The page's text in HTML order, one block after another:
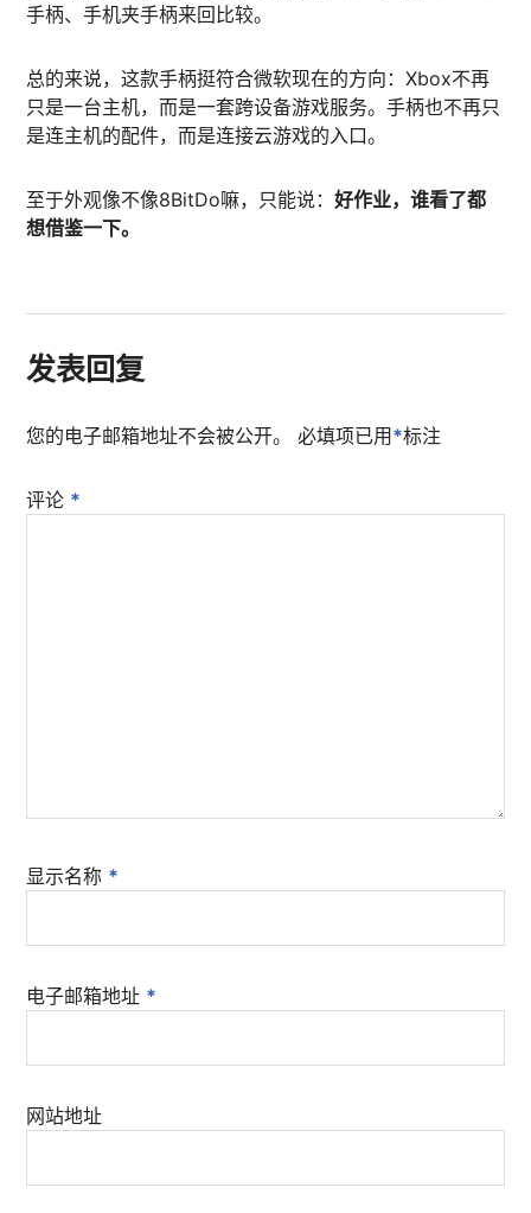
手柄、手机夹手柄来回比较。
总的来说，这款手柄挺符合微软现在的方向：Xbox不再
只是一台主机，而是一套跨设备游戏服务。手柄也不再只
是连主机的配件，而是连接云游戏的入口。
至于外观像不像8BitDo嘛，只能说：好作业，谁看了都
想借鉴一下。
发表回复
您的电子邮箱地址不会被公开。 必填项已用 *标注
评论 *
显示名称 *
电子邮箱地址 *
网站地址